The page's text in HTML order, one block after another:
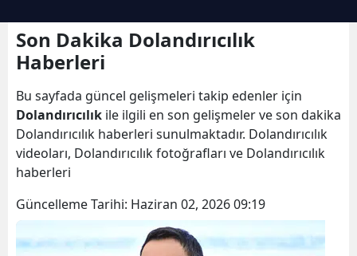
Son Dakika Dolandırıcılık
Haberleri
Bu sayfada güncel gelişmeleri takip edenler için
Dolandırıcılık ile ilgili en son gelişmeler ve son dakika
Dolandırıcılık haberleri sunulmaktadır. Dolandırıcılık
videoları, Dolandırıcılık fotoğrafları ve Dolandırıcılık
haberleri
Güncelleme Tarihi: Haziran 02, 2026 09:19